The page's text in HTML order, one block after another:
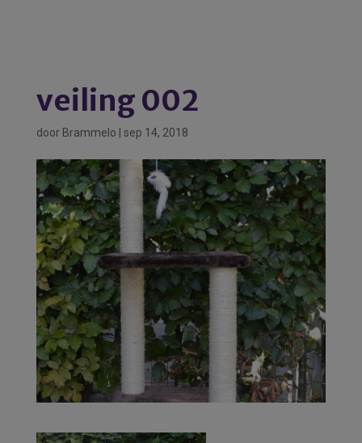
veiling 002
door Brammelo sep 14, 2018